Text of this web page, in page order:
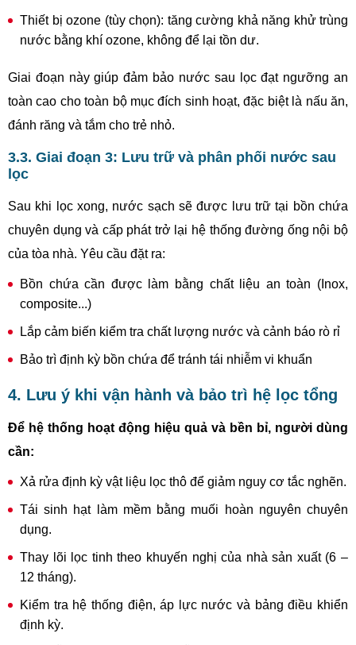
Thiết bị ozone (tùy chọn): tăng cường khả năng khử trùng
nước bằng khí ozone, không để lại tồn dư.
Giai đoạn này giúp đảm bảo nước sau lọc đạt ngưỡng an
toàn cao cho toàn bộ mục đích sinh hoạt, đặc biệt là nấu ăn,
đánh răng và tắm cho trẻ nhỏ.
3.3. Giai đoạn 3: Lưu trữ và phân phối nước sau
lọc
Sau khi lọc xong, nước sạch sẽ được lưu trữ tại bồn chứa
chuyên dụng và cấp phát trở lại hệ thống đường ống nội bộ
của tòa nhà. Yêu cầu đặt ra:
Bồn chứa cần được làm bằng chất liệu an toàn (Inox,
composite...)
Lắp cảm biến kiểm tra chất lượng nước và cảnh báo rò rỉ
Bảo trì định kỳ bồn chứa để tránh tái nhiễm vi khuẩn
4. Lưu ý khi vận hành và bảo trì hệ lọc tổng
Để hệ thống hoạt động hiệu quả và bền bỉ, người dùng
cần:
Xả rửa định kỳ vật liệu lọc thô để giảm nguy cơ tắc nghẽn.
Tái sinh hạt làm mềm bằng muối hoàn nguyên chuyên
dụng.
Thay lõi lọc tinh theo khuyến nghị của nhà sản xuất (6 –
12 tháng).
Kiểm tra hệ thống điện, áp lực nước và bảng điều khiển
định kỳ.